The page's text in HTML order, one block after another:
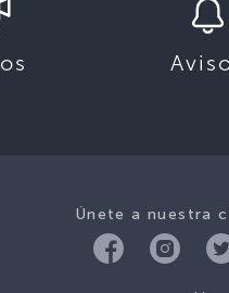
Únete a nuestra